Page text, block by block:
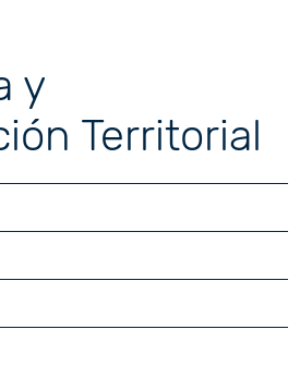
y
Territorial